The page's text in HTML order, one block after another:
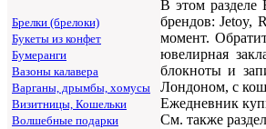
Брелки (брелоки)
Букеты из конфет
Бумеранги
Вазоны калавера
Варганы, дрымбы, хомусы
Визитницы, Кошельки
Волшебные подарки
В этом
брендов: Jetoy,
момент.
ювелирная
блокноты и
Лондоном, с
Ежедневник
См. также